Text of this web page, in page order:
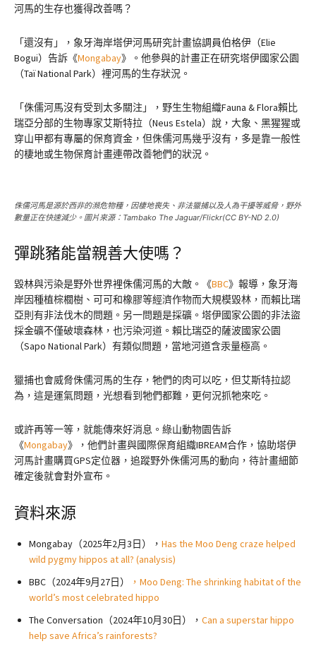
河馬的生存也獲得改善嗎？
「還沒有」，象牙海岸塔伊河馬研究計畫協調員伯格伊（Elie
Bogui）告訴《Mongabay》。他參與的計畫正在研究塔伊國家公園
（Taï National Park）裡河馬的生存狀況。
「侏儒河馬沒有受到太多關注」，野生生物組織Fauna & Flora賴比
瑞亞分部的生物專家艾斯特拉（Neus Estela）說，大象、黑猩猩或
穿山甲都有專屬的保育資金，但侏儒河馬幾乎沒有，多是靠一般性
的棲地或生物保育計畫連帶改善牠們的狀況。
侏儒河馬是源於西非的瀕危物種，因棲地喪失、非法獵捕以及人為干擾等威脅，野外
數量正在快速減少。圖片來源：Tambako The Jaguar/Flickr(CC BY-ND 2.0)
彈跳豬能當親善大使嗎？
毀林與污染是野外世界裡侏儒河馬的大敵。《BBC》報導，象牙海
岸因種植棕櫚樹、可可和橡膠等經濟作物而大規模毀林，而賴比瑞
亞則有非法伐木的問題。另一問題是採礦。塔伊國家公園的非法盜
採金礦不僅破壞森林，也污染河道。賴比瑞亞的薩波國家公園
（Sapo National Park）有類似問題，當地河道含汞量極高。
獵捕也會威脅侏儒河馬的生存，牠們的肉可以吃，但艾斯特拉認
為，這是運氣問題，光想看到牠們都難，更何況抓牠來吃。
或許再等一等，就能傳來好消息。綠山動物園告訴
《Mongabay》，他們計畫與國際保育組織IBREAM合作，協助塔伊
河馬計畫購買GPS定位器，追蹤野外侏儒河馬的動向，待計畫細節
確定後就會對外宣布。
資料來源
Mongabay（2025年2月3日）， Has the Moo Deng craze helped
wild pygmy hippos at all? (analysis)
BBC（2024年9月27日）
，Moo Deng: The shrinking habitat of the
world’s most celebrated hippo
The Conversation（2024年10月30日）， Can a superstar hippo
help save Africa’s rainforests?